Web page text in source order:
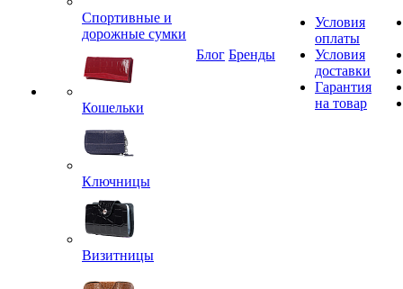
Спортивные и
дорожные сумки
Кошельки
Ключницы
Визитницы
Блог Бренды
Условия
оплаты
Условия
доставки
Гарантия
на товар